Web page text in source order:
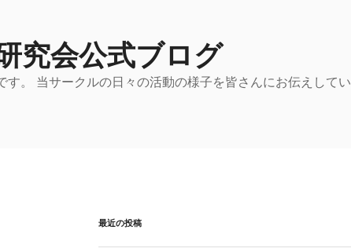
究会公式ブログ
。 当サークルの日々の活動の様子を皆さんにお伝えしてい
最近の投稿